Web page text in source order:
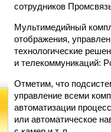
сотрудников
Мультимедийный
отображения,
технологические
и телекоммуникаций:
Отметим, что
управление всеми
автоматизации
или автоматическое